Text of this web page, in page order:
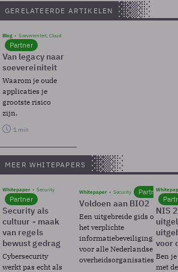
GERELATEERDE ARTIKELEN
Blog Soevereinteit, Cloud
Partner
Van legacy naar
soevereiniteit
Waarom je oude
applicaties je
grootste risico
zijn.
1 min
MEER WHITEPAPERS
Whitepaper Security
Partner
Security als
cultuur - maak
van regels
bewust gedrag
Cybersecurity
werkt pas echt als
Whitepaper Security Partner
Voldoen aan BIO2
Een uitgebreide gids over
het verplichte
voor alle Nederlandse
overheidsorganisaties.
NIS
voor
Ben
met